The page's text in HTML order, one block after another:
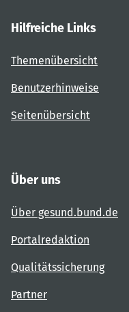
Hilfreiche Links
Themenübersicht
Benutzerhinweise
Seitenübersicht
Über uns
Über gesund.bund.de
Portalredaktion
Qualitätssicherung
Partner